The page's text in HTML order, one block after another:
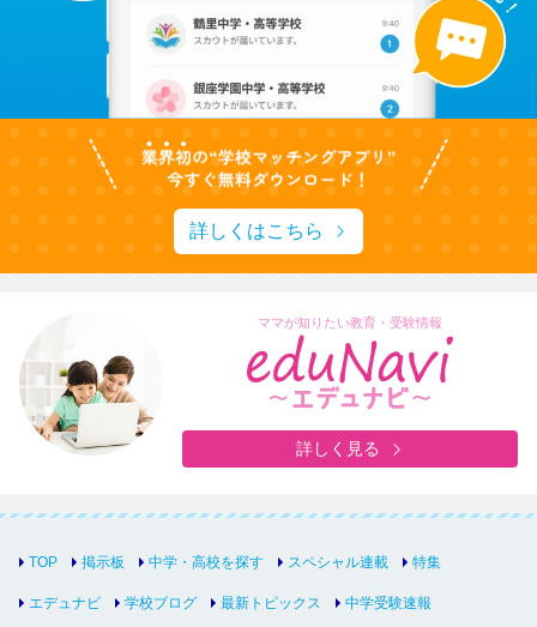
詳しくはこちら
ママが知りたい教育・受験情報
詳しく見る
TOP 掲示板 中学・高校を探す スペシャル連載 特集
エデュナビ 学校ブログ 最新トピックス 中学受験速報